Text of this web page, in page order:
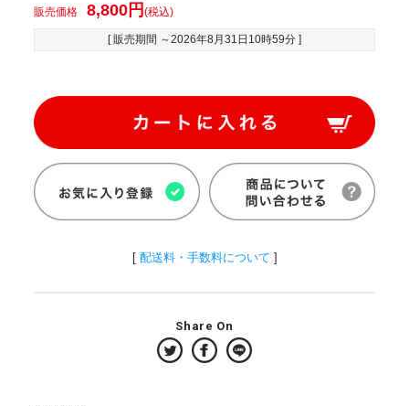
販売価格
8,800円(税込)
[ 販売期間 ～2026年8月31日10時59分 ]
[ 配送料・手数料について ]
Share On